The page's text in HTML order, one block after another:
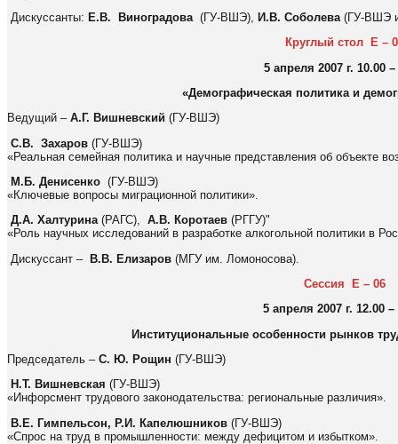
Дискуссанты: Е.В. Виноградова (ГУ-ВШЭ), И.В. Соболева (ГУ-ВШЭ
Круглый стол E –
5 апреля 2007 г. 10.00 –
«Демографическая политика и
Ведущий – А.Г. Вишневский (ГУ-ВШЭ)
С.В. Захаров (ГУ-ВШЭ)
«Реальная семейная политика и научные представления об объекте
М.Б. Денисенко (ГУ-ВШЭ)
«Ключевые вопросы миграционной политики».
Д.А. Халтурина (РАГС), А.В. Коротаев (РГГУ)"
«Роль научных исследований в разработке алкогольной политики в
Дискуссант – В.В. Елизаров (МГУ им. Ломоносова).
Cессия E – 06
5 апреля 2007 г. 12.00 –
Институциональные особенности рынков
Председатель – С. Ю. Рощин (ГУ-ВШЭ)
Н.Т. Вишневская (ГУ-ВШЭ)
«Инфорсмент трудового законодательства: региональные различия».
В.Е. Гимпельсон, Р.И. Капелюшников (ГУ-ВШЭ)
«Спрос на труд в промышленности: между дефицитом и избытком».